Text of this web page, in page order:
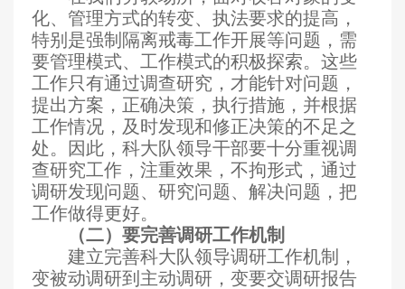
化、管理方式的转变、执法要求的提高，
特别是强制隔离戒毒工作开展等问题，需
要管理模式、工作模式的积极探索。这些
工作只有通过调查研究，才能针对问题，
提出方案，正确决策，执行措施，并根据
工作情况，及时发现和修正决策的不足之
处。因此，科大队领导干部要十分重视调
查研究工作，注重效果，不拘形式，通过
调研发现问题、研究问题、解决问题，把
工作做得更好。
（二）要完善调研工作机制
建立完善科大队领导调研工作机制，
变被动调研到主动调研，变要交调研报告